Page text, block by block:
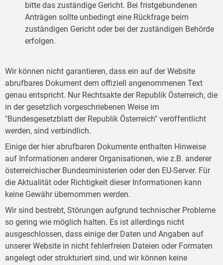
bitte das zuständige Gericht. Bei fristgebundenen
Anträgen sollte unbedingt eine Rückfrage beim
zuständigen Gericht oder bei der zuständigen Behörde
erfolgen.
Wir können nicht garantieren, dass ein auf der Website
abrufbares Dokument dem offiziell angenommenen Text
genau entspricht. Nur Rechtsakte der Republik Österreich, die
in der gesetzlich vorgeschriebenen Weise im
"Bundesgesetzblatt der Republik Österreich" veröffentlicht
werden, sind verbindlich.
Einige der hier abrufbaren Dokumente enthalten Hinweise
auf Informationen anderer Organisationen, wie z.B. anderer
österreichischer Bundesministerien oder den EU-Server. Für
die Aktualität oder Richtigkeit dieser Informationen kann
keine Gewähr übernommen werden.
Wir sind bestrebt, Störungen aufgrund technischer Probleme
so gering wie möglich halten. Es ist allerdings nicht
ausgeschlossen, dass einige der Daten und Angaben auf
unserer Website in nicht fehlerfreien Dateien oder Formaten
angelegt oder strukturiert sind, und wir können keine